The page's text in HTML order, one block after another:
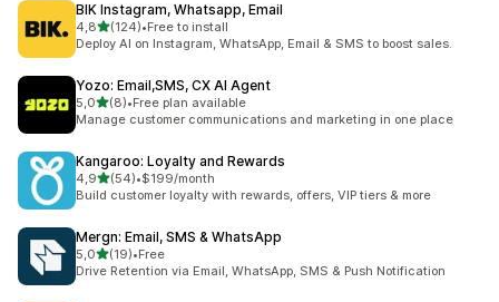
BIK Instagram, Whatsapp, Email
4,8/ 5 tähteä
(124)
124 arvostelua yhteensä
•Free to install
Deploy AI on Instagram, WhatsApp, Email & SMS to boost sales.
Yozo: Email,SMS, CX AI Agent
5,0/ 5 tähteä
(8)
8 arvostelua yhteensä
•Free plan available
Manage customer communications and marketing in one place
Kangaroo: Loyalty and Rewards
4,9/ 5 tähteä
(54)
54 arvostelua yhteensä
•$199/month
Build customer loyalty with rewards, offers, VIP tiers & more
Mergn: Email, SMS & WhatsApp
5,0/ 5 tähteä
(19)
19 arvostelua yhteensä
•Free
Drive Retention via Email, WhatsApp, SMS & Push Notification